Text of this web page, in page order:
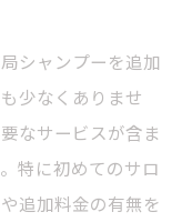
シャンプーを追加
少なくありませ
なサービスが含ま
特に初めてのサロ
追加料金の有無を